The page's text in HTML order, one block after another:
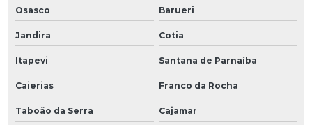
Osasco Barueri
Jandira Cotia
Itapevi Santana de Parnaíba
Caierias Franco da Rocha
Taboão da Serra Cajamar